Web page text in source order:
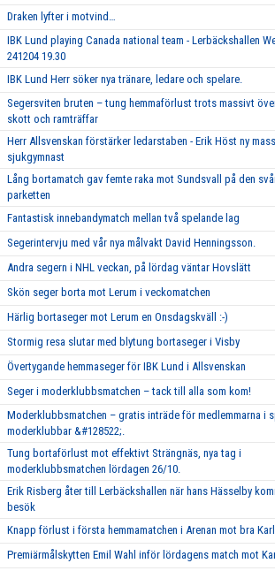
Draken lyfter i motvind…
IBK Lund playing Canada national team - Lerbäckshallen
241204 19.30
IBK Lund Herr söker nya tränare, ledare och spelare.
Segersviten bruten – tung hemmaförlust trots massivt
skott och ramträffar
Herr Allsvenskan förstärker ledarstaben - Erik Höst ny
sjukgymnast
Lång bortamatch gav femte raka mot Sundsvall på den
parketten
Fantastisk innebandymatch mellan två spelande lag
Segerintervju med vår nya målvakt David Henningsson.
Andra segern i NHL veckan, på lördag väntar Hovslätt
Skön seger borta mot Lerum i veckomatchen
Härlig bortaseger mot Lerum en Onsdagskväll :-)
Stormig resa slutar med blytung bortaseger i Visby
Övertygande hemmaseger för IBK Lund i Allsvenskan
Seger i moderklubbsmatchen – tack till alla som kom!
Moderklubbsmatchen – gratis inträde för medlemmarna i
moderklubbar &#128522;.
Tung bortaförlust mot effektivt Strängnäs, nya tag i
moderklubbsmatchen lördagen 26/10.
Erik Risberg åter till Lerbäckshallen när hans Hässelby
besök
Knapp förlust i första hemmamatchen i Arenan mot bra
Premiärmålskytten Emil Wahl inför lördagens match mot